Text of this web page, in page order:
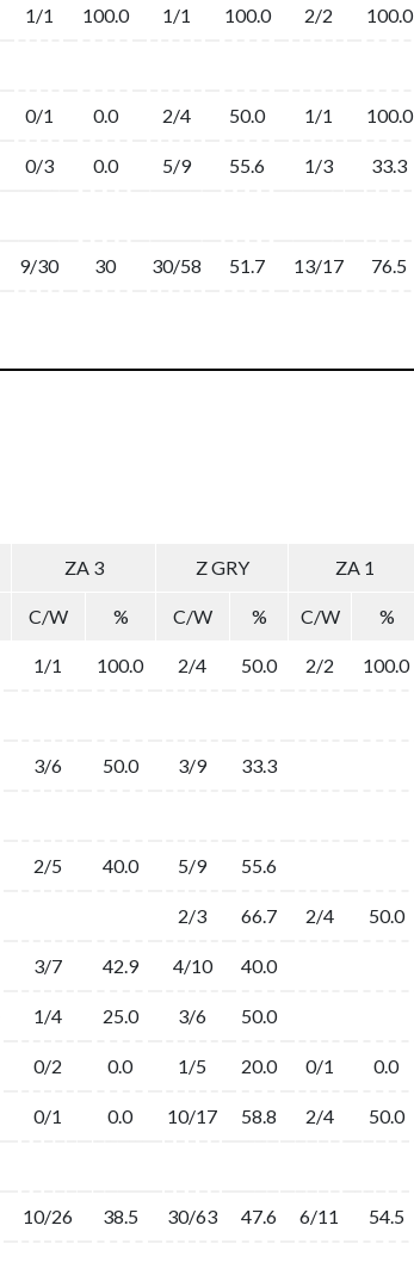
1/1 100.0 1/1 100.0 2/2 100.0
0/1 0.0 2/4 50.0 1/1 100.0
0/3 0.0 5/9 55.6 1/3 33.3
9/30 30 30/58 51.7 13/17 76.5
ZA 3 Z GRY ZA 1
C/W % C/W % C/W %
1/1 100.0 2/4 50.0 2/2 100.0
3/6 50.0 3/9 33.3
2/5 40.0 5/9 55.6
2/3 66.7 2/4 50.0
3/7 42.9 4/10 40.0
1/4 25.0 3/6 50.0
0/2 0.0 1/5 20.0 0/1 0.0
0/1 0.0 10/17 58.8 2/4 50.0
10/26 38.5 30/63 47.6 6/11 54.5